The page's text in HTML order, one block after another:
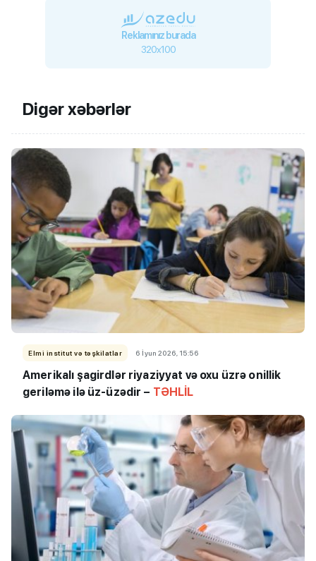
Reklamınız burada
320x100
Digər xəbərlər
Elmi institut və təşkilatlar 6 İyun 2026, 15:56
Amerikalı şagirdlər riyaziyyat və oxu üzrə onillik
geriləmə ilə üz-üzədir – TƏHLİL